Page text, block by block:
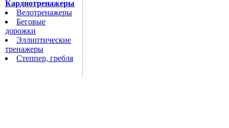
Кардиотренажеры
Велотренажеры
Беговые
дорожки
Эллиптические
тренажеры
Степпер, гребля